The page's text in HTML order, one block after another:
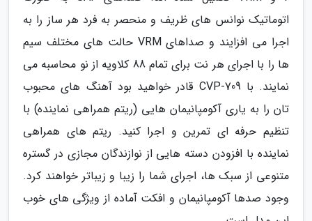
اتوماتیک نوانس های ظریف و منحصر به فرد هر ساز را به
اجرا می افزایند و صداهای VRM حالت های مختلف سیم
ها را با اجرای هر نت برای تمام 88 کلاویه از نو محاسبه می
نمایند. با CVP-709 قادر خواهید بود آهنگ های محبوب
تان را به یاری آکومپانیمان هایی (ریتم همراهی نماینده) با
تنظیم حرفه ای تمرین و اجرا کنید. ریتم های همراهی
نماینده با افزودن دسته هایی از نوازندگان مجازی در گستره
متنوعی از سبک ها، اجرای شما را زیبا و زیباتر خواهند کرد.
وجود صدها آکومپانیمان و افکت آماده از ویژگی های خوب